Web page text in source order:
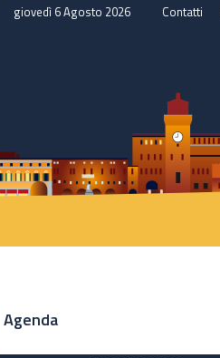
giovedì 6 Agosto 2026 Contatti
Agenda